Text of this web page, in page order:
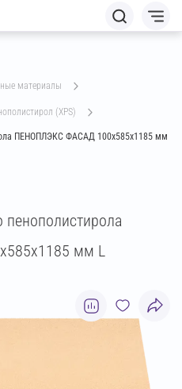
материалы
(XPS)
ПЕНОПЛЭКС ФАСАД 100х585х1185 мм
пенополистирола
мм L